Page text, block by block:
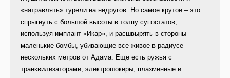
«натравлять» турели на недругов. Но самое крутое – это
спрыгнуть с большой высоты в толпу супостатов,
используя имплант «Икар», и расшвырять в стороны
маленькие бомбы, убивающие все живое в радиусе
нескольких метров от Адама. Еще есть ружья с
транквилизаторами, электрошокеры, плазменные и